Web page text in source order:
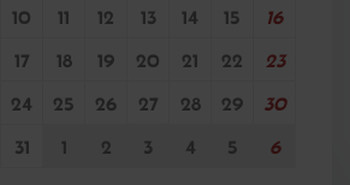
10
11 12 13 14 15
16
17
18 19 20 21 22
23
24
25 26 27 28 29
30
31
1 2 3 4 5 6